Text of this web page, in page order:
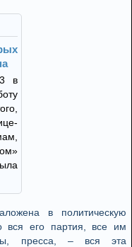
в
в политическую
вся его партия, все им
пресса, – вся эта